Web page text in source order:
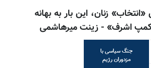
زنان، این بار به بهانه
اشرف» - زینت میرهاشمی
جنگ سیاسی با
مزدوران رژیم